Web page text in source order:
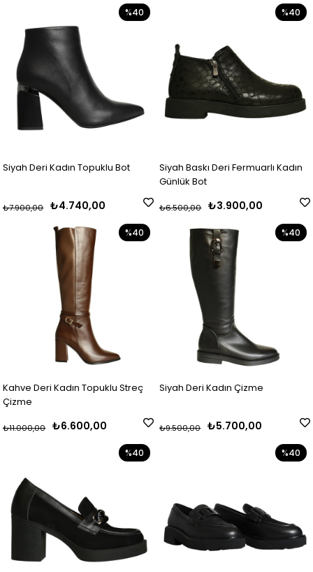
Siyah Deri Kadın Topuklu Bot
₺4.740,00
₺7.900,00
%40
Siyah Baskı Deri Fermuarlı Kadın
Günlük Bot
₺3.900,00
₺6.500,00
%40
Kahve Deri Kadın Topuklu Streç
Çizme
₺6.600,00
₺11.000,00
%40
Siyah Deri Kadın Çizme
₺5.700,00
₺9.500,00
%40
%40 %40